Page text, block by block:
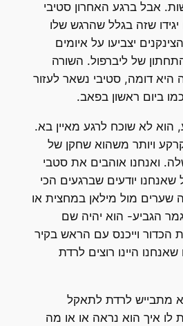
אבל ברגע האחרון סטיבי
שזה בגלל שהרגש שלו
יצביעו על איומים
של ליברפול. השורה
דומה, סטיבי נשאר לעזור
ביום ראשון בפאב.
הוא לא שוכח לרגע מאיין בא.
ויותר משהוא שחקן של
ואנחנו אוהבים את סטבי
שאנחנו יודעים שברגעים הכי
שערים מול מילאן במחצית או
הגביע- הוא יהיה שם
הכדור וייכנס עם הראש בקיר
היינו רוצים לרדת
מתבייש לרדת לתאקל
לו איך הוא נראה או או מה